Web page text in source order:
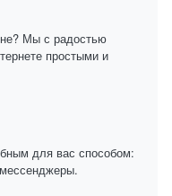
Мы с радостью
простыми и
для вас способом: